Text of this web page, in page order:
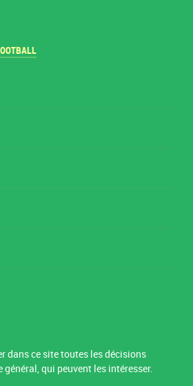
dans ce site toutes les décisions
général, qui peuvent les intéresser.